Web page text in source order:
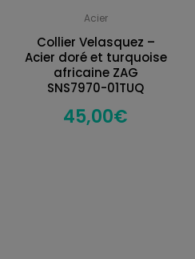
Acier
Collier Velasquez –
Acier doré et turquoise
africaine ZAG
SNS7970-01TUQ
45,00€